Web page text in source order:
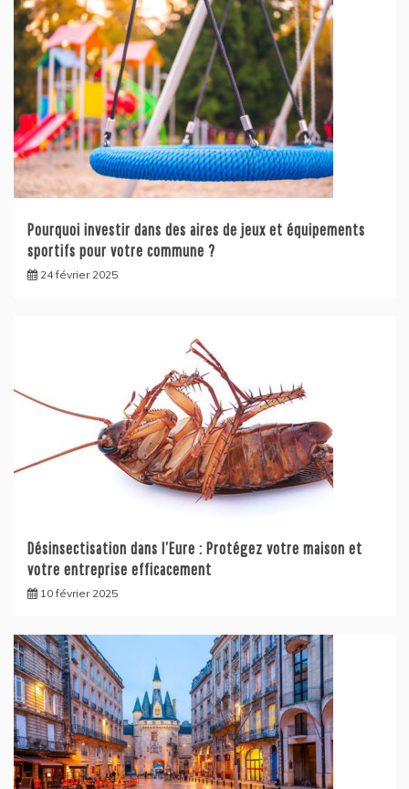
Pourquoi investir dans des aires de jeux et équipements
sportifs pour votre commune ?
24 février 2025
Désinsectisation dans l’Eure : Protégez votre maison et
votre entreprise efficacement
10 février 2025